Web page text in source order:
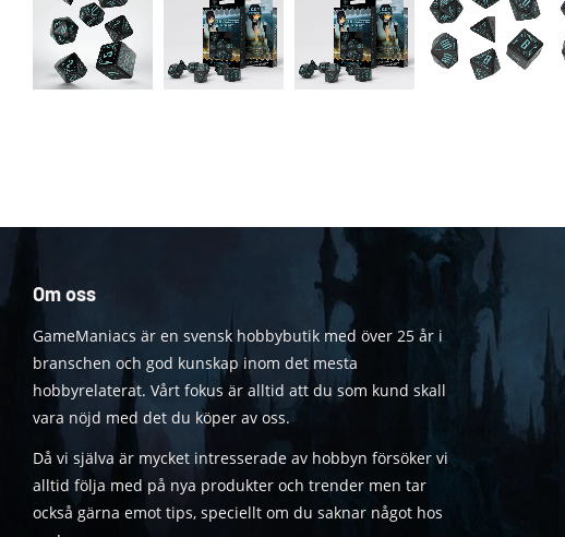
Om oss
GameManiacs är en svensk hobbybutik med över 25 år i
branschen och god kunskap inom det mesta
hobbyrelaterat. Vårt fokus är alltid att du som kund skall
vara nöjd med det du köper av oss.
Då vi själva är mycket intresserade av hobbyn försöker vi
alltid följa med på nya produkter och trender men tar
också gärna emot tips, speciellt om du saknar något hos